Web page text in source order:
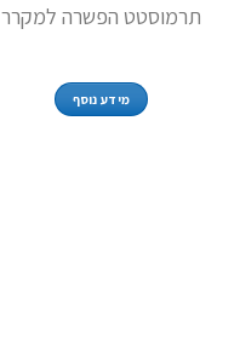
תרמוסטט הפשרה למקרר
מידע נוסף